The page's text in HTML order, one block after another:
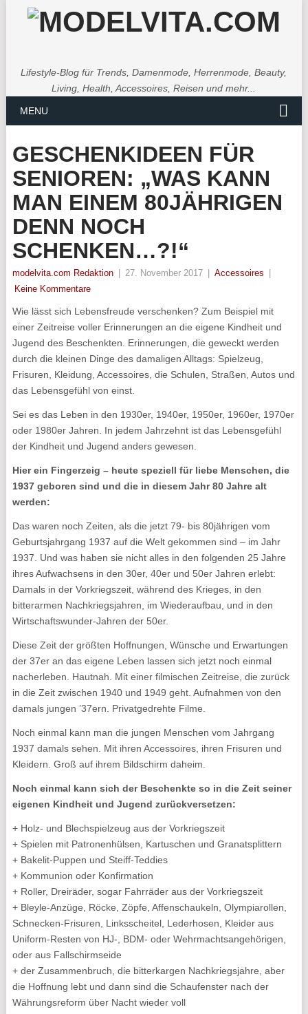
Lifestyle-Blog für Trends, Damenmode, Herrenmode, Beauty,
Living, Health, Accessoires, Reisen und mehr...
MENU
GESCHENKIDEEN FÜR
SENIOREN: „WAS KANN
MAN EINEM 80JÄHRIGEN
DENN NOCH
SCHENKEN…?!“
modelvita.com Redaktion 27. November 2017 Accessoires
Keine Kommentare
Wie lässt sich Lebensfreude verschenken? Zum Beispiel mit
einer Zeitreise voller Erinnerungen an die eigene Kindheit und
Jugend des Beschenkten. Erinnerungen, die geweckt werden
durch die kleinen Dinge des damaligen Alltags: Spielzeug,
Frisuren, Kleidung, Accessoires, die Schulen, Straßen, Autos und
das Lebensgefühl von einst.
Sei es das Leben in den 1930er, 1940er, 1950er, 1960er, 1970er
oder 1980er Jahren. In jedem Jahrzehnt ist das Lebensgefühl
der Kindheit und Jugend anders gewesen.
Hier ein Fingerzeig – heute speziell für liebe Menschen, die
1937 geboren sind und die in diesem Jahr 80 Jahre alt
werden:
Das waren noch Zeiten, als die jetzt 79- bis 80jährigen vom
Geburtsjahrgang 1937 auf die Welt gekommen sind – im Jahr
1937. Und was haben sie nicht alles in den folgenden 25 Jahre
ihres Aufwachsens in den 30er, 40er und 50er Jahren erlebt:
Damals in der Vorkriegszeit, während des Krieges, in den
bitterarmen Nachkriegsjahren, im Wiederaufbau, und in den
Wirtschaftswunder-Jahren der 50er.
Diese Zeit der größten Hoffnungen, Wünsche und Erwartungen
der 37er an das eigene Leben lassen sich jetzt noch einmal
nacherleben. Hautnah. Mit einer filmischen Zeitreise, die zurück
in die Zeit zwischen 1940 und 1949 geht. Aufnahmen von den
damals jungen ’37ern. Privatgedrehte Filme.
Noch einmal kann man die jungen Menschen vom Jahrgang
1937 damals sehen. Mit ihren Accessoires, ihren Frisuren und
Kleidern. Groß auf ihrem Bildschirm daheim.
Noch einmal kann sich der Beschenkte so in die Zeit seiner
eigenen Kindheit und Jugend zurückversetzen:
+ Holz- und Blechspielzeug aus der Vorkriegszeit
+ Spielen mit Patronenhülsen, Kartuschen und Granatsplittern
+ Bakelit-Puppen und Steiff-Teddies
+ Kommunion oder Konfirmation
+ Roller, Dreiräder, sogar Fahrräder aus der Vorkriegszeit
+ Bleyle-Anzüge, Röcke, Zöpfe, Affenschaukeln, Olympiarollen,
Schnecken-Frisuren, Linksscheitel, Lederhosen, Kleider aus
Uniform-Resten von HJ-, BDM- oder Wehrmachtsangehörigen,
oder aus Fallschirmseide
+ der Zusammenbruch, die bitterkargen Nachkriegsjahre, aber
die Hoffnung lebt und dann sind die Schaufenster nach der
Währungsreform über Nacht wieder voll